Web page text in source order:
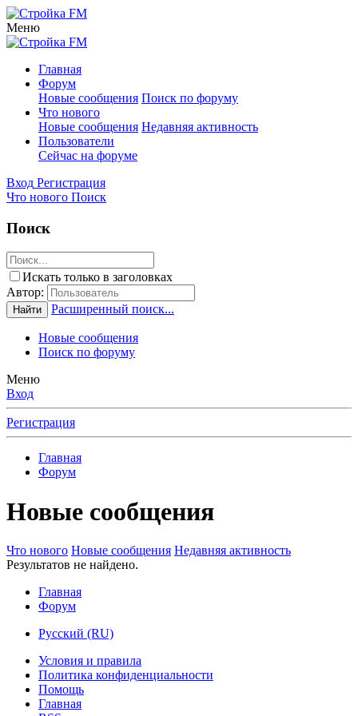
Меню
Главная
Форум
Новые сообщения Поиск по форуму
Что нового
Новые сообщения Недавняя активность
Пользователи
Сейчас на форуме
Вход Регистрация
Что нового Поиск
Поиск
Искать только в заголовках
Автор:
Найти Расширенный поиск...
Новые сообщения
Поиск по форуму
Меню
Вход
Регистрация
Главная
Форум
Новые сообщения
Что нового Новые сообщения Недавняя активность
Результатов не найдено.
Главная
Форум
Русский (RU)
Условия и правила
Политика конфиденциальности
Помощь
Главная